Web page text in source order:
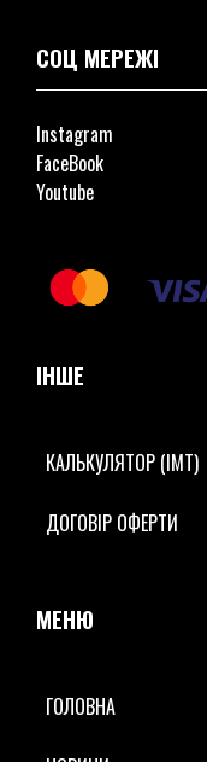
СОЦ МЕРЕЖІ
Instagram
FaceBook
Youtube
ІНШЕ
КАЛЬКУЛЯТОР (ІМТ)
ДОГОВІР ОФЕРТИ
МЕНЮ
ГОЛОВНА